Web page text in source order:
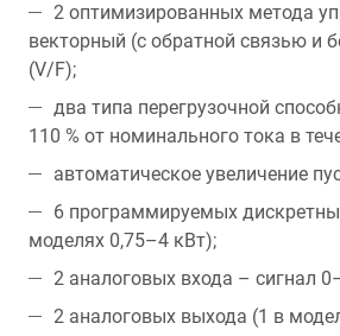
2 оптимизированных метода
векторный (с обратной связью и
(V/F);
два типа перегрузочной
110 % от номинального тока в
автоматическое увеличение
6 программируемых
моделях 0,75–4 кВт);
2 аналоговых входа – сигнал
2 аналоговых выхода (1 в